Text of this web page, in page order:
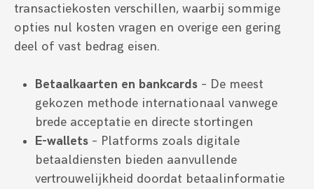
transactiekosten verschillen, waarbij sommige
opties nul kosten vragen en overige een gering
deel of vast bedrag eisen.
Betaalkaarten en bankcards – De meest
gekozen methode internationaal vanwege
brede acceptatie en directe stortingen
E-wallets – Platforms zoals digitale
betaaldiensten bieden aanvullende
vertrouwelijkheid doordat betaalinformatie